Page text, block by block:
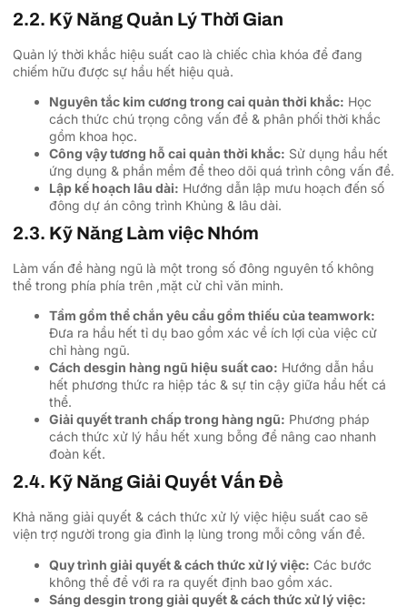
2.2. Kỹ Năng Quản Lý Thời Gian
Quản lý thời khắc hiệu suất cao là chiếc chìa khóa để đang
chiếm hữu được sự hầu hết hiệu quả.
Nguyên tắc kim cương trong cai quản thời khắc: Học
cách thức chú trọng công vấn đề & phân phối thời khắc
gồm khoa học.
Công vậy tương hỗ cai quản thời khắc: Sử dụng hầu hết
ứng dụng & phần mềm để theo dõi quá trình công vấn đề.
Lập kế hoạch lâu dài: Hướng dẫn lập mưu hoạch đến số
đông dự án công trình Khủng & lâu dài.
2.3. Kỹ Năng Làm việc Nhóm
Làm vấn đề hàng ngũ là một trong số đông nguyên tố không
thể trong phía phía trên ,mặt cử chỉ văn minh.
Tầm gồm thể chắn yêu cầu gồm thiếu của teamwork:
Đưa ra hầu hết tỉ dụ bao gồm xác về ích lợi của việc cử
chỉ hàng ngũ.
Cách desgin hàng ngũ hiệu suất cao: Hướng dẫn hầu
hết phương thức ra hiệp tác & sự tin cậy giữa hầu hết cá
thể.
Giải quyết tranh chấp trong hàng ngũ: Phương pháp
cách thức xử lý hầu hết xung bỗng để nâng cao nhanh
đoàn kết.
2.4. Kỹ Năng Giải Quyết Vấn Đề
Khả năng giải quyết & cách thức xử lý việc hiệu suất cao sẽ
viện trợ người trong gia đình lạ lùng trong mỗi công vấn đề.
Quy trình giải quyết & cách thức xử lý việc: Các bước
không thể để với ra ra quyết định bao gồm xác.
Sáng desgin trong giải quyết & cách thức xử lý việc: